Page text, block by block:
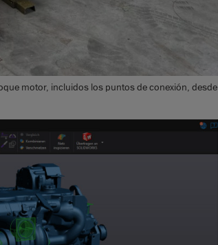
motor, incluidos los puntos de conexión, desde